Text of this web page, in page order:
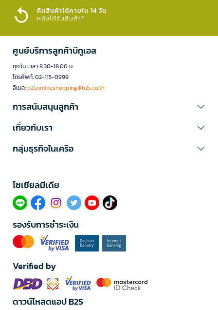
คืนสินค้าได้ภายใน 14 วัน
หลังได้รับสินค้า*
ศูนย์บริการลูกค้าบีทูเอส
ทุกวัน เวลา 8.30-18.00 น.
โทรศัพท์: 02-115-0999
อีเมล:b2sonlineshopping@b2s.co.th
การสนับสนุนลูกค้า
เกี่ยวกับเรา
กลุ่มธุรกิจในเครือ
โซเซียลมีเดีย​
รองรับการชำระเงิน
Verified by
ดาวน์โหลดแอป B2S